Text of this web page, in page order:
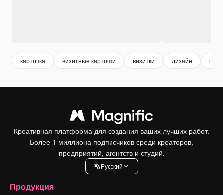
карточка визитные карточки визитки дизайн
Креативная платформа для создания ваших лучших работ.
Более 1 миллиона подписчиков среди креаторов,
предприятий, агентств и студий.
Pусский
Продукция